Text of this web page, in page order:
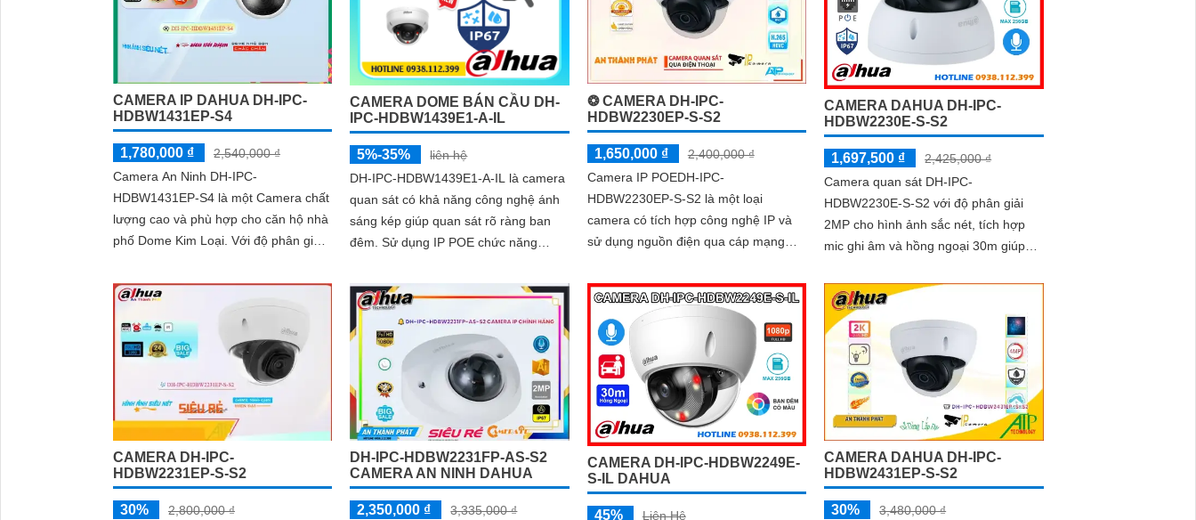
CAMERA IP DAHUA DH-IPC-
HDBW1431EP-S4
1,780,000 ₫
2,540,000 ₫
Camera An Ninh DH-IPC-
HDBW1431EP-S4 là một Camera chất
lượng cao và phù hợp cho căn hộ nhà
phố Dome Kim Loại. Với độ phân giải
hình ảnh rõ nét và chất lượng
CAMERA DOME BÁN CẦU DH-
IPC-HDBW1439E1-A-IL
5%-35%
liên hệ
DH-IPC-HDBW1439E1-A-IL là camera
quan sát có khả năng công nghệ ánh
sáng kép giúp quan sát rõ ràng ban
đêm. Sử dụng IP POE chức năng
❂ CAMERA DH-IPC-
HDBW2230EP-S-S2
1,650,000 ₫
2,400,000 ₫
Camera IP POEDH-IPC-
HDBW2230EP-S-S2 là một loại
camera có tích hợp công nghệ IP và
sử dụng nguồn điện qua cáp mạng
hãng Dahua - một trong những nhà
sản xuất nổi tiếng về các sản phẩm
camera an ninh
CAMERA DAHUA DH-IPC-
HDBW2230E-S-S2
1,697,500 ₫
2,425,000 ₫
Camera quan sát DH-IPC-
HDBW2230E-S-S2 với độ phân giải
2MP cho hình ảnh sắc nét, tích hợp
mic ghi âm và hồng ngoại 30m giúp
trợ khe cắm thẻ nhớ lên đến 256GB
phát hiện thông minh, phù hợp cho gia
đình, cửa hàng với giá thành hợp lý
CAMERA DH-IPC-
HDBW2231EP-S-S2
30% 2,800,000 ₫
DH-IPC-HDBW2231FP-AS-S2
CAMERA AN NINH DAHUA
2,350,000 ₫ 3,335,000 ₫
CAMERA DH-IPC-HDBW2249E-
S-IL DAHUA
45% Liên Hệ
CAMERA DAHUA DH-IPC-
HDBW2431EP-S-S2
30% 3,480,000 ₫